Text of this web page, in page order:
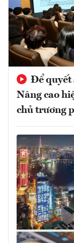
Để quyết
Nâng cao
chủ trương